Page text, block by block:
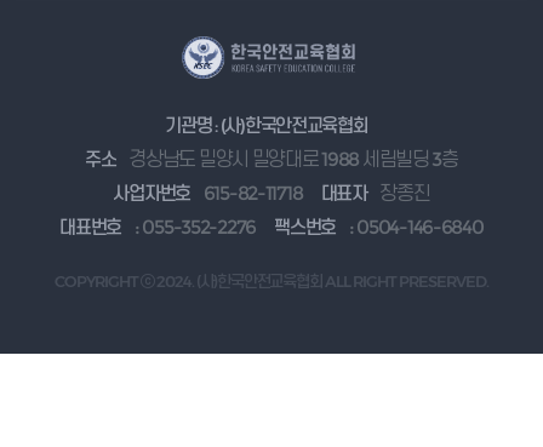
기관명 : (사)한국안전교육협회
주소
경상남도 밀양시 밀양대로 1988 세림빌딩 3층
사업자번호
615-82-11718 대표자 장종진
대표번호
: 055-352-2276 팩스번호 : 0504-146-6840
COPYRIGHT ⓒ 2024. (사)한국안전교육협회 ALL RIGHT PRESERVED.